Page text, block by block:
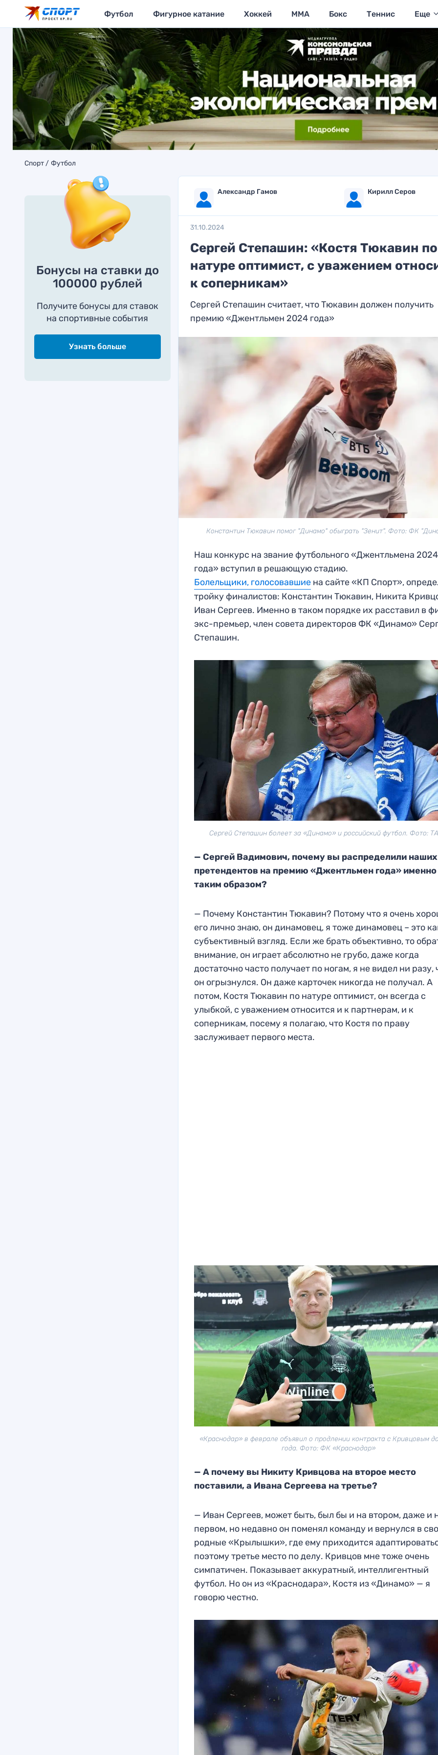
Футбол Фигурное катание Хоккей MMA Бокс Теннис Еще
Спорт Футбол
Бонусы на ставки до
100000 рублей
Получите бонусы для ставок
на спортивные события
Узнать больше
Александр Гамов Кирилл Серов
31.10.2024
Сергей Степашин: «Костя Тюкавин по
натуре оптимист, с уважением
к соперникам»
Сергей Степашин считает, что Тюкавин должен получить
премию «Джентльмен 2024 года»
Константин Тюкавин помог "Динамо" обыграть "Зенит". Фото: ФК
Наш конкурс на звание футбольного «Джентльмена 2024
года» вступил в решающую стадию.
Болельщики, голосовавшие на сайте «КП Спорт»,
тройку финалистов: Константин Тюкавин, Никита
Иван Сергеев. Именно в таком порядке их расставил в
экс-премьер, член совета директоров ФК «Динамо»
Степашин.
Сергей Степашин болеет за «Динамо» и российский футбол. Фото:
— Сергей Вадимович, почему вы распределили наших
претендентов на премию «Джентльмен года» именно
таким образом?
— Почему Константин Тюкавин? Потому что я очень
его лично знаю, он динамовец, я тоже динамовец – это
субъективный взгляд. Если же брать объективно, то
внимание, он играет абсолютно не грубо, даже когда
достаточно часто получает по ногам, я не видел ни разу,
он огрызнулся. Он даже карточек никогда не получал. А
потом, Костя Тюкавин по натуре оптимист, он всегда с
улыбкой, с уважением относится и к партнерам, и к
соперникам, посему я полагаю, что Костя по праву
заслуживает первого места.
«Краснодар» в феврале объявил о продлении контракта с Кривцовым
года. Фото: ФК «Краснодар»
— А почему вы Никиту Кривцова на второе место
поставили, а Ивана Сергеева на третье?
— Иван Сергеев, может быть, был бы и на втором, даже и
первом, но недавно он поменял команду и вернулся в
родные «Крылышки», где ему приходится
поэтому третье место по делу. Кривцов мне тоже очень
симпатичен. Показывает аккуратный, интеллигентный
футбол. Но он из «Краснодара», Костя из «Динамо» — я
говорю честно.